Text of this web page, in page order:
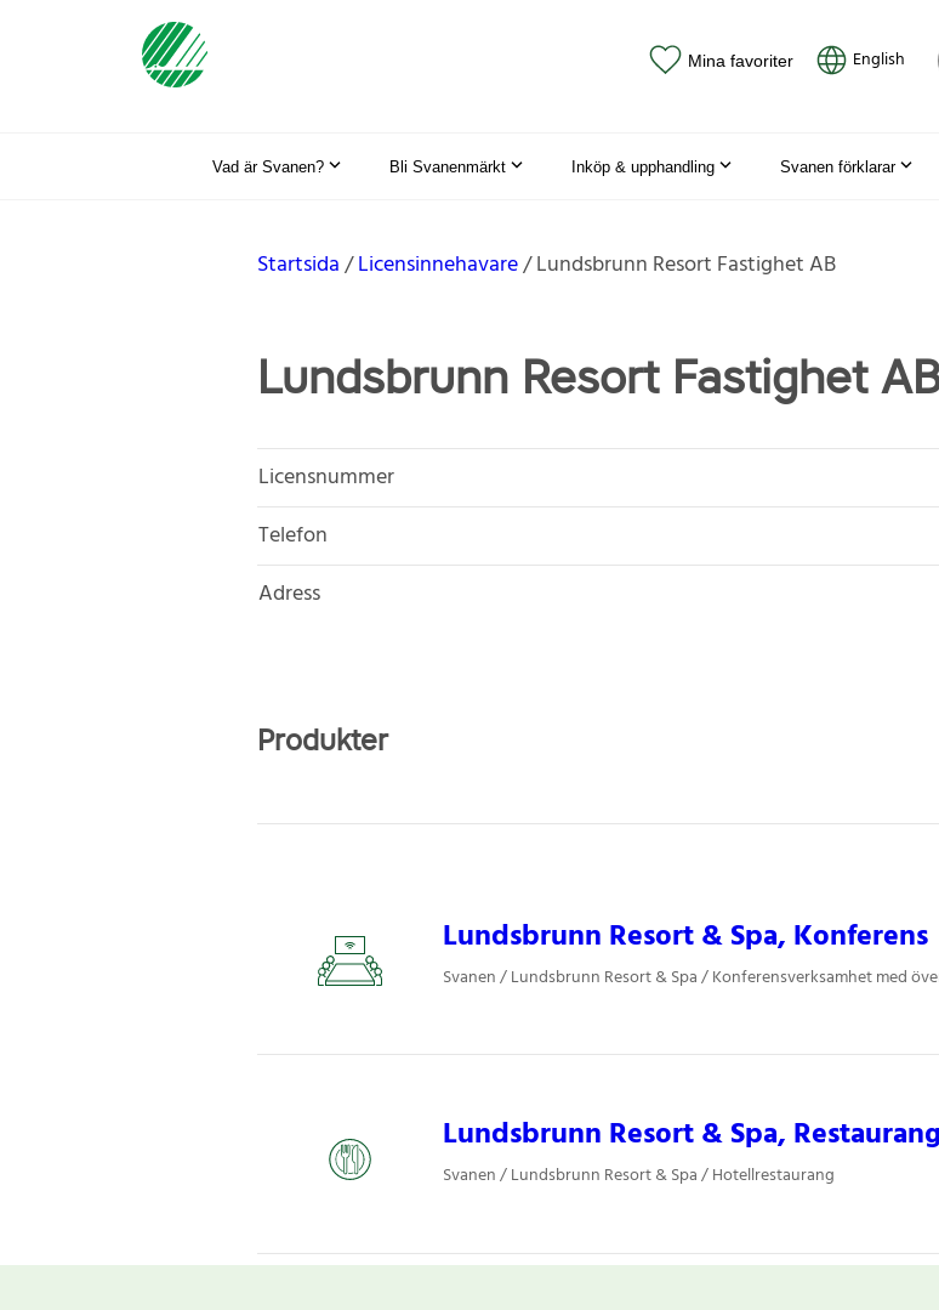
Mina favoriter English
Vad är Svanen? Bli Svanenmärkt Inköp & upphandling Svanen förklarar
Startsida Licensinnehavare Lundsbrunn Resort Fastighet AB
Lundsbrunn Resort Fastighet
Licensnummer
Telefon
Adress
Produkter
Lundsbrunn Resort & Spa, Konferens
Svanen / Lundsbrunn Resort & Spa / Konferensverksamhet med
Lundsbrunn Resort & Spa, Restaurang
Svanen / Lundsbrunn Resort & Spa / Hotellrestaurang